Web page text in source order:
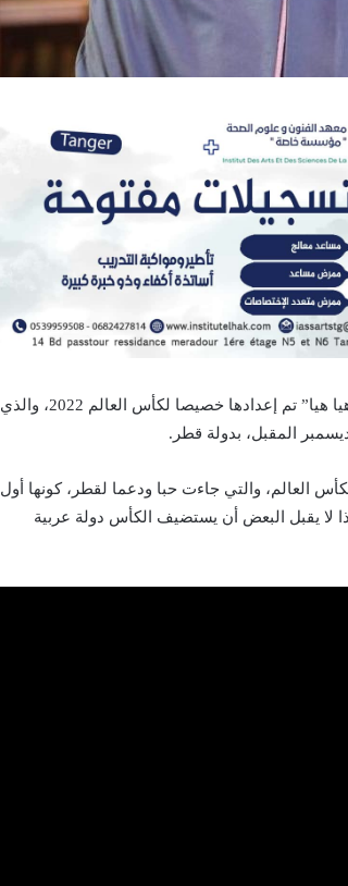
طرحت المطربة البريطانية سلوى لورين، أغنية جديدة بعنوان “هيا هيا” تم إعدادها خصيصا لكأس العالم 2022، والذي
العالم، والتي جاءت حبا ودعما لقطر، كونها أول
لا يقبل البعض أن يستضيف الكأس دولة عربية